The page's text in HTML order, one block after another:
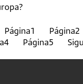
Página1 Página2
4 Página5